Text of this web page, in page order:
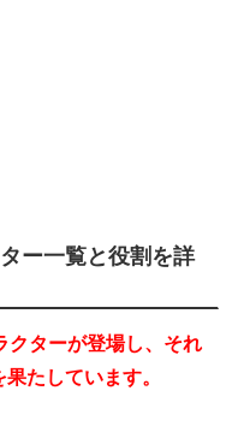
ー一覧と役割を詳
クターが登場し、それ
たしています。